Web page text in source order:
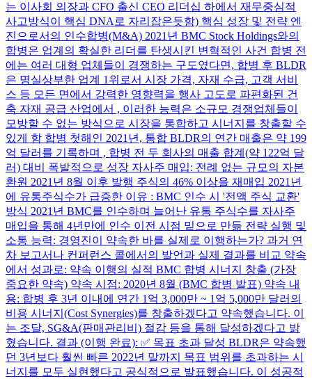
는 이사회 의장과 CFO 출신 CEO 리더십 하에서 재무중심적
사고방식이 핵심 DNA로 자리잡은듯함) 핵심 성장 및 전략 엔
진으로서의 인수합병(M&A) 2021년 BMC Stock Holdings와의
합병은 업계의 확실한 리더를 탄생시킨 변혁적인 사건 합병 전
에는 여러 대형 업체들이 경쟁하는 구도였다면, 합병 후 BLDR
은 명실상부한 업계 1위로서 시장 가격, 자재 수급, 고객 서비
스 등 모든 면에서 강력한 영향력을 행사 고도로 파편화된 건
축 자재 공급 산업에서 , 이러한 능력은 소규모 경쟁업체들이
모방할 수 없는 방식으로 시장을 통합하고 시너지를 창출할 수
있게 함 합병 첫해인 2021년, 통합 BLDR의 연간 매출은 약 199
억 달러를 기록하며 , 합병 전 두 회사의 매출 합계(약 122억 달
러) 대비 폭발적으로 성장 자사주 매입: 전례 없는 규모의 자본
환원 2021년 8월 이후 발행 주식의 46% 이상을 재매입 2021년
에 유통주식수가 급증한 이유 : BMC 인수 시 '전액 주식 교환'
방식 2021년 BMC를 인수하며 늘어난 유통 주식수를 자사주
매입을 통해 4년만에 인수 이전 시점 밑으로 만듦 전략 실행 및
소통 능력: 경영진이 약속한 바를 실제로 이행하는가? 과거 연
차 보고서나 컨퍼런스 콜에서의 발언과 실제 결과를 비교 약속
에서 성과로: 약속 이행의 실적 BMC 합병 시너지 창출 (가장
중요한 약속) 약속 시점: 2020년 8월 (BMC 합병 발표) 약속 내
용: 합병 후 3년 이내에 연간 1억 3,000만 ~ 1억 5,000만 달러의
비용 시너지(Cost Synergies)를 창출하겠다고 약속했습니다. 이
는 조달, SG&A(판매관리비) 절감 등을 통해 달성하겠다고 밝
혔습니다. 결과 (이행 완료): ✅ 목표 초과 달성 BLDR은 약속했
던 3년보다 훨씬 빠른 2022년 말까지 목표 범위를 초과하는 시
너지를 모두 실현했다고 공식적으로 발표했습니다. 이 성공적